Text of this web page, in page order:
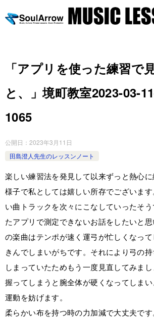
「アプリを使った練習で
と、」境町教室2023-03-
1065
公開日： 2023年3月11日
田島澄人先生のレッスンノート
楽しい練習法を発見して以来ずっと熱心
様子で私としては嬉しい所存でございま
い曲トラックを次々にこなしていったそ
たアプリで測定できないお話をしたいと
の楽曲はテンポが速く運弓が忙しくなっ
きんでしまいがちです。それにより弓の
しまっていたためもう一度見直してみま
握ってしまうと腕全体が硬くなってしま
運動を妨げます。
柔らかい布を持つ時の力加減で大丈夫で